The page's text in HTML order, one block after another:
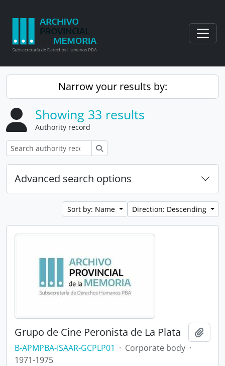
Narrow your results by:
Showing 33 results
Authority record
Advanced search options
Sort by: Name Direction: Descending
Grupo de Cine Peronista de La Plata
B-APMPBA-ISAAR-GCPLP01 · Corporate body ·
1971-1975